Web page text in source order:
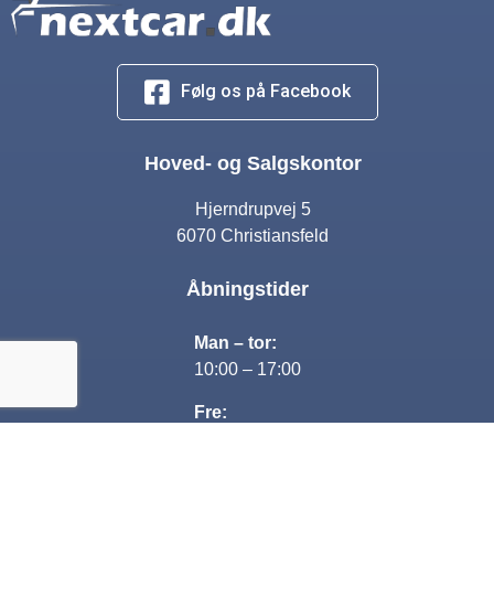
Følg os på Facebook
Hoved- og Salgskontor
Hjerndrupvej 5
6070 Christiansfeld
Åbningstider
Man – tor:
10:00 – 17:00
Fre: